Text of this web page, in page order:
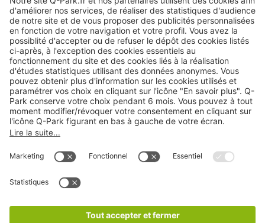
A propos
Nos produits
Nos services